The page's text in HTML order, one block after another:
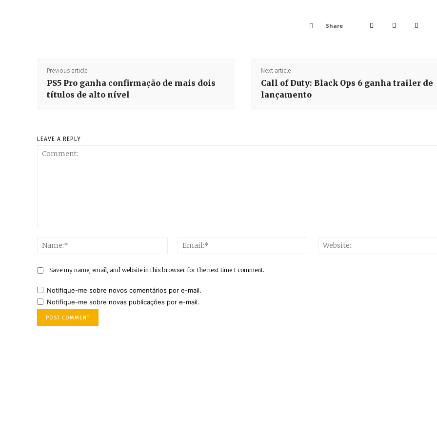
Share
Previous article
PS5 Pro ganha confirmação de mais dois
títulos de alto nível
Next article
Call of Duty: Black Ops 6 ganha trailer de
lançamento
LEAVE A REPLY
Name:*
Email:*
Save my name, email, and website in this browser for the next time I comment.
Notifique-me sobre novos comentários por e-mail.
Notifique-me sobre novas publicações por e-mail.